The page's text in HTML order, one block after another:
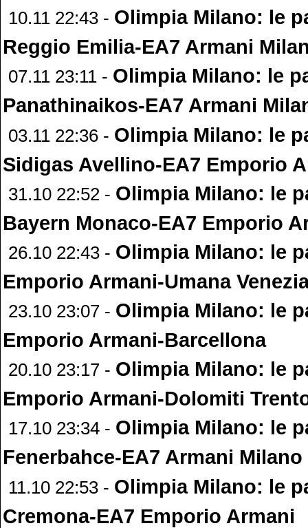
10.11 22:43 - Olimpia Milano: le
Reggio Emilia-EA7 Armani
07.11 23:11 - Olimpia Milano: le
Panathinaikos-EA7 Armani
03.11 22:36 - Olimpia Milano: le
Sidigas Avellino-EA7 Emporio
31.10 22:52 - Olimpia Milano: le
Bayern Monaco-EA7 Emporio
26.10 22:43 - Olimpia Milano: le
Emporio Armani-Umana
23.10 23:07 - Olimpia Milano: le
Emporio Armani-Barcellona
20.10 23:17 - Olimpia Milano: le
Emporio Armani-Dolomiti
17.10 23:34 - Olimpia Milano: le
Fenerbahce-EA7 Armani Milano
11.10 22:53 - Olimpia Milano: le
Cremona-EA7 Emporio Armani